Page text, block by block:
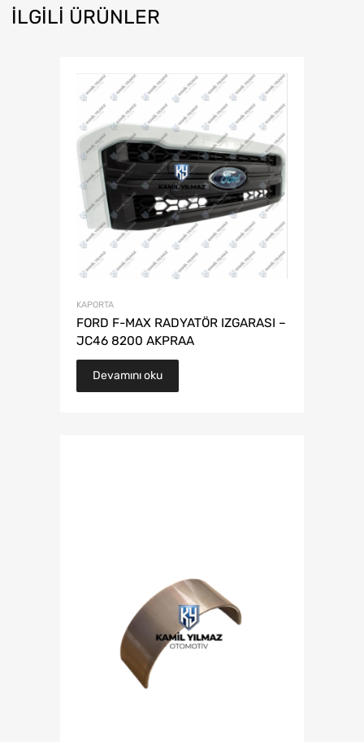
İLGILI ÜRÜNLER
KAPORTA
FORD F-MAX RADYATÖR IZGARASI –
JC46 8200 AKPRAA
Devamını oku